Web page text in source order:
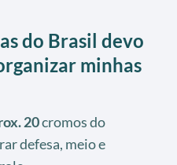
do Brasil devo
minhas
20cromos do
defesa, meio e